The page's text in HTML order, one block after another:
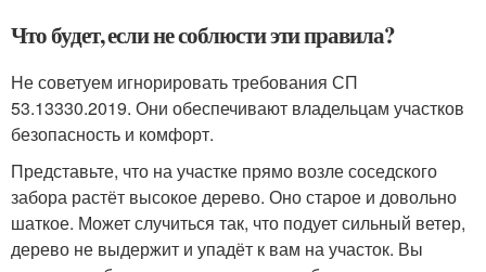
Что будет, если не соблюсти эти правила?
Не советуем игнорировать требования СП
53.13330.2019. Они обеспечивают владельцам участков
безопасность и комфорт.
Представьте, что на участке прямо возле соседского
забора растёт высокое дерево. Оно старое и довольно
шаткое. Может случиться так, что подует сильный ветер,
дерево не выдержит и упадёт к вам на участок. Вы